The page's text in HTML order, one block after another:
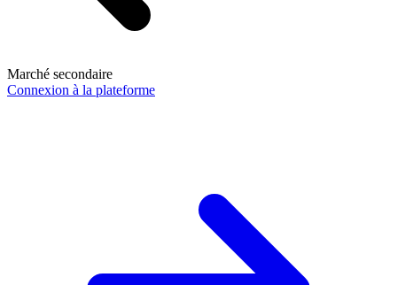
Marché secondaire
Connexion à la plateforme